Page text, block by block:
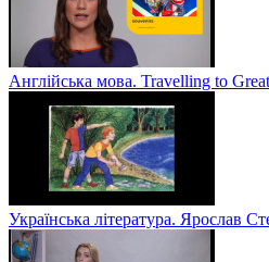
Англійська мова. Travelling to
Українська література. Ярослав